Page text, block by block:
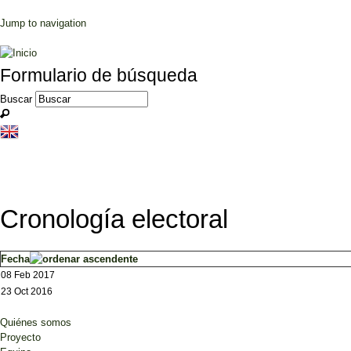
Jump to navigation
Formulario de búsqueda
Buscar
Cronología electoral
Fecha
08 Feb 2017
23 Oct 2016
Quiénes somos
Proyecto